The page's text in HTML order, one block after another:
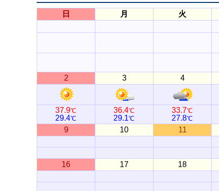
日 月 火
2 3 4
37.9℃
29.4℃
36.4℃
29.1℃
33.7℃
27.8℃
9 10 11
16 17 18